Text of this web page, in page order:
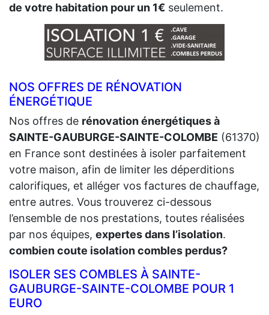
de votre habitation pour un 1€ seulement.
NOS OFFRES DE RÉNOVATION
ÉNERGÉTIQUE
Nos offres de rénovation énergétiques à
SAINTE-GAUBURGE-SAINTE-COLOMBE (61370)
en France sont destinées à isoler parfaitement
votre maison, afin de limiter les déperditions
calorifiques, et alléger vos factures de chauffage,
entre autres. Vous trouverez ci-dessous
l’ensemble de nos prestations, toutes réalisées
par nos équipes, expertes dans l’isolation.
combien coute isolation combles perdus?
ISOLER SES COMBLES À SAINTE-
GAUBURGE-SAINTE-COLOMBE POUR 1
EURO